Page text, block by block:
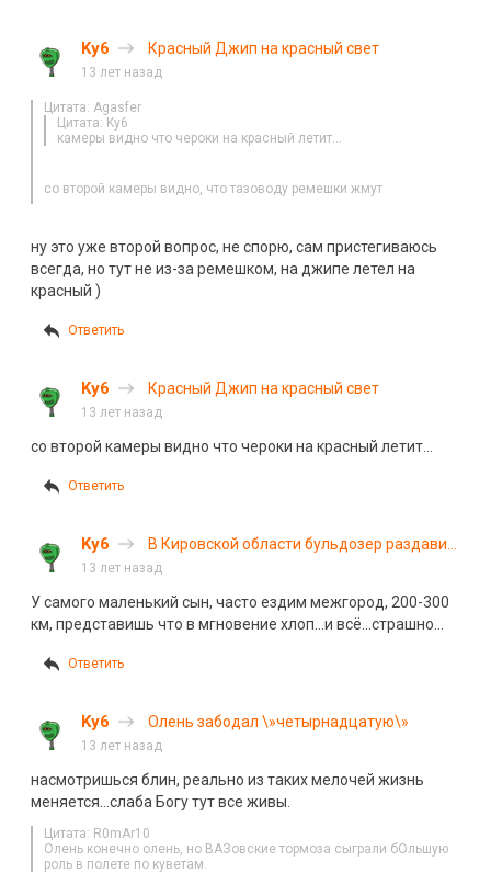
Ky6 Красный Джип на красный свет
13 лет назад
Цитата: Agasfer
Цитата: Ky6
камеры видно что чероки на красный летит…
со второй камеры видно, что тазоводу ремешки жмут
ну это уже второй вопрос, не спорю, сам пристегиваюсь
всегда, но тут не из-за ремешком, на джипе летел на
красный )
Ответить
Ky6 Красный Джип на красный свет
13 лет назад
со второй камеры видно что чероки на красный летит…
Ответить
Ky6
В Кировской области бульдозер раздавил
легковушку с семьей
13 лет назад
У самого маленький сын, часто ездим межгород, 200-300
км, представишь что в мгновение хлоп…и всё…страшно…
Ответить
Ky6 Олень забодал \»четырнадцатую\»
13 лет назад
насмотришься блин, реально из таких мелочей жизнь
меняется…слаба Богу тут все живы.
Цитата: R0mAr10
Олень конечно олень, но ВАЗовские тормоза сыграли бОльшую
роль в полете по куветам.